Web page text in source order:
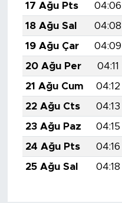
17 Ağu Pts
04:06
18 Ağu Sal
04:08
19 Ağu Çar
04:09
20 Ağu Per
04:11
21 Ağu Cum
04:12
22 Ağu Cts
04:13
23 Ağu Paz
04:15
24 Ağu Pts
04:16
25 Ağu Sal
04:18